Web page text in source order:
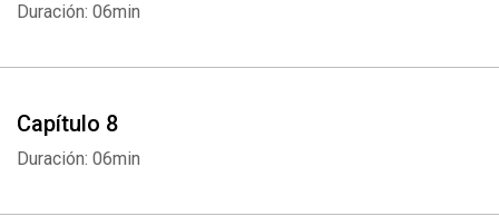
Duración: 06min
Capítulo 8
Duración: 06min